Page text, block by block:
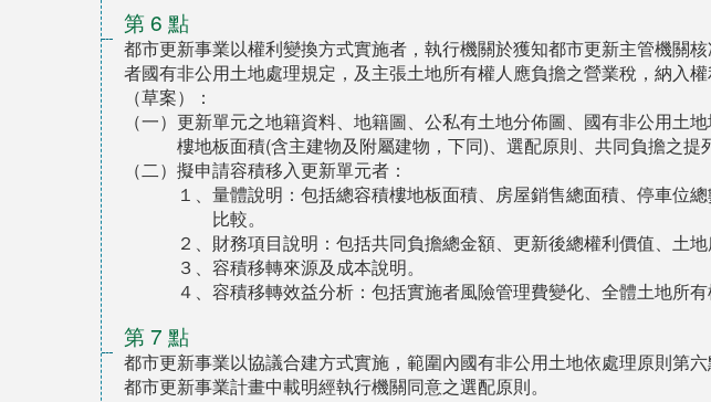
第 6 點
都市更新事業以權利變換方式實施者，執行機關於獲知都市更新主管機關
者國有非公用土地處理規定，及主張土地所有權人應負擔之營業稅，納入
（草案）：
（一）更新單元之地籍資料、地籍圖、公私有土地分佈圖、國有非公用
樓地板面積(含主建物及附屬建物，下同)、選配原則、共同負擔之提
（二）擬申請容積移入更新單元者：
１、量體說明：包括總容積樓地板面積、房屋銷售總面積、停車位
比較。
２、財務項目說明：包括共同負擔總金額、更新後總權利價值、土
３、容積移轉來源及成本說明。
４、容積移轉效益分析：包括實施者風險管理費變化、全體土地所
第 7 點
都市更新事業以協議合建方式實施，範圍內國有非公用土地依處理原則第
都市更新事業計畫中載明經執行機關同意之選配原則。